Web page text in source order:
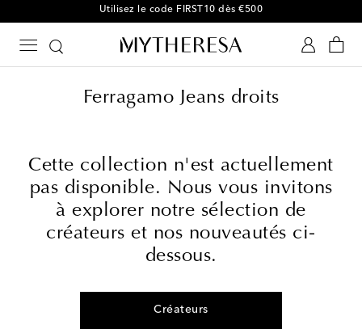
Utilisez le code FIRST10 dès €500
Ferragamo Jeans droits
Cette collection n'est actuellement
pas disponible. Nous vous invitons
à explorer notre sélection de
créateurs et nos nouveautés ci-
dessous.
Créateurs